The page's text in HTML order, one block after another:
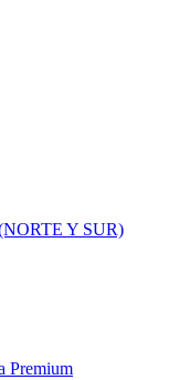
Y SUR)
Premium